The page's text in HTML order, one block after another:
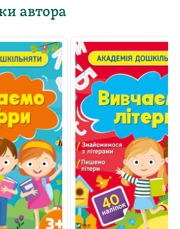
за пунктиром;
за зразком;
малюнки.
виконавши завдання за
Таким чином, малюк підготує
графічні навички та навіть
пальців. А ілюстрації зроблять
і цікавим.
автора